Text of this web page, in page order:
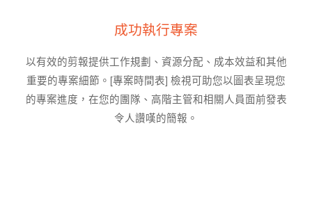
成功執行專案
以有效的剪報提供工作規劃、資源分配、成本效益和其他
重要的專案細節。[專案時間表] 檢視可助您以圖表呈現您
的專案進度，在您的團隊、高階主管和相關人員面前發表
令人讚嘆的簡報。